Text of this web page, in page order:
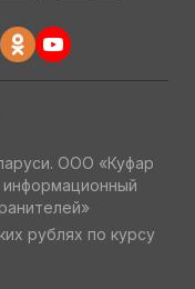
ООО «Куфар
рублях по курсу